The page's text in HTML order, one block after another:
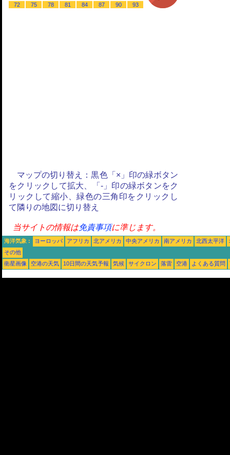
72
75 78 81 84 87 90 93
マップの切り替え：黒色「×」印の緑ボタン
をクリックして拡大、「-」印の緑ボタンをク
リックして縮小、緑色の三角印をクリックし
て隣りの地図に切り替え
当サイトの情報は免責事項に準じます。
海洋気象 : ヨーロッパ アフリカ 北アメリカ 中央アメリカ 南アメリカ 北西太平洋
その他
衛星画像
空港の天気 10日間の天気予報 気候 サイクロン 落雷 空港 よくある質問